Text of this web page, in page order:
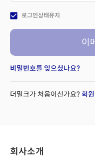
check_box 로그인상태유지
이
비밀번호를 잊으셨나요?
더밀크가 처음이신가요? 회
회사소개